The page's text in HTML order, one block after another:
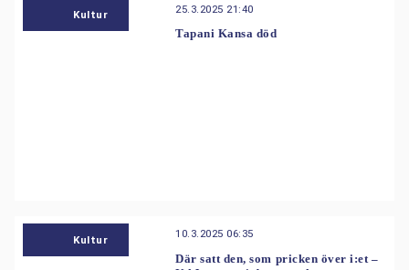
Kultur 25.3.2025 21:40
Tapani Kansa död
Kultur 10.3.2025 06:35
Där satt den, som pricken över i:et –